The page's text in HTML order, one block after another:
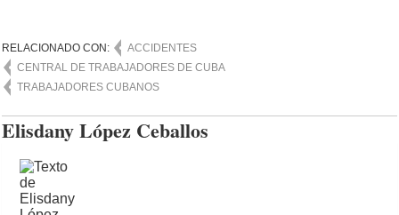
RELACIONADO CON:
ACCIDENTES
CENTRAL DE TRABAJADORES DE CUBA
TRABAJADORES CUBANOS
Elisdany López Ceballos